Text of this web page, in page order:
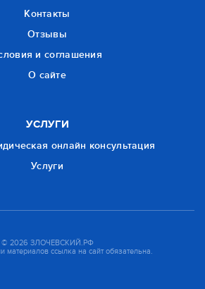
Контакты
Отзывы
и соглашения
О сайте
УСЛУГИ
онлайн консультация
Услуги
© 2026 ЗЛОЧЕВСКИЙ.РФ
материалов ссылка на сайт обязательна.